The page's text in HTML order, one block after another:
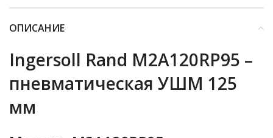
ОПИСАНИЕ
Ingersoll Rand M2A120RP95 –
пневматическая УШМ 125
мм